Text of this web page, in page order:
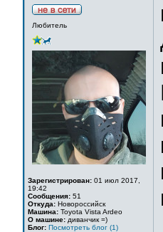
Любитель
Зарегистрирован: 01 июл 2017,
19:42
Сообщения: 51
Откуда: Новороссийск
Машина: Toyota Vista Ardeo
О машине: диванчик =)
Блог: Посмотреть блог (1)